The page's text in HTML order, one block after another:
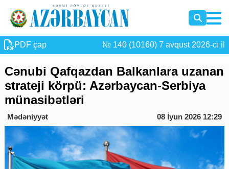
PDF çap № 140 (10160) 7 avqust 2026-cı il
Cənubi Qafqazdan Balkanlara uzanan
strateji körpü: Azərbaycan-Serbiya
münasibətləri
Mədəniyyət 08 İyun 2026 12:29